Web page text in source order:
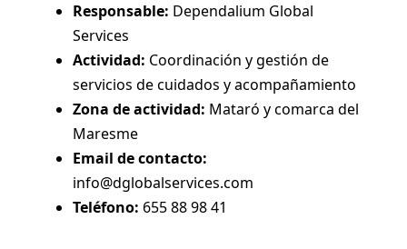
Responsable: Dependalium Global
Services
Actividad: Coordinación y gestión de
servicios de cuidados y acompañamiento
Zona de actividad: Mataró y comarca del
Maresme
Email de contacto:
info@dglobalservices.com
Teléfono: 655 88 98 41